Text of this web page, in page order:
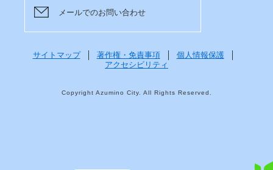
メールでのお問い合わせ
サイトマップ 著作権・免責事項
個人情報保護
アクセシビリティ
Copyright Azumino City. All Rights Reserved.